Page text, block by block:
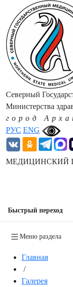
РУС ENG
Северный
Министерства
город
МЕДИЦИНСКИЙ
Быстрый переход
Меню раздела
Главная
/
Галерея